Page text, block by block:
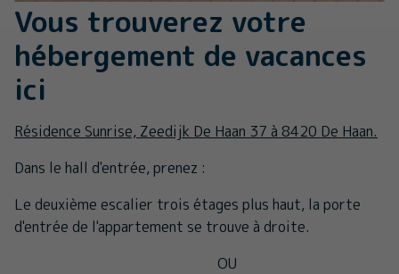
Vous trouverez votre
hébergement de vacances
ici
Résidence Sunrise, Zeedijk De Haan 37 à 8420 De Haan.
Dans le hall d'entrée, prenez :
Le deuxième escalier trois étages plus haut, la porte
d'entrée de l'appartement se trouve à droite.
OU